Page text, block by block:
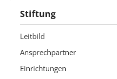
Stiftung
Leitbild
Ansprechpartner
Einrichtungen